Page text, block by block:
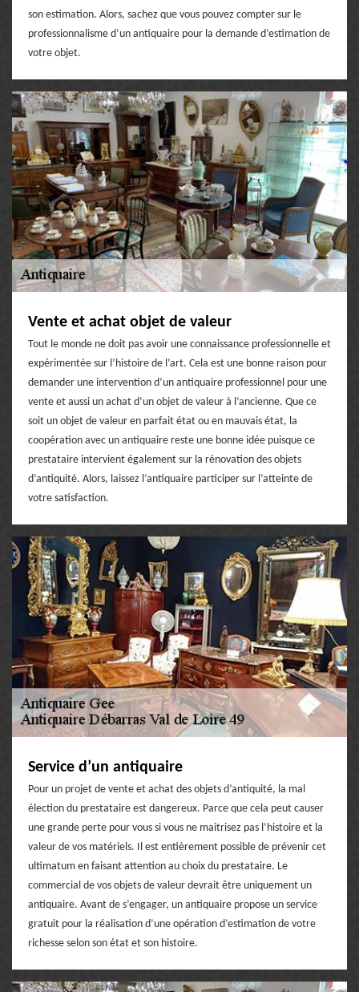
son estimation. Alors, sachez que vous pouvez compter sur le
professionnalisme d’un antiquaire pour la demande d’estimation de
votre objet.
Vente et achat objet de valeur
Tout le monde ne doit pas avoir une connaissance professionnelle et
expérimentée sur l’histoire de l’art. Cela est une bonne raison pour
demander une intervention d’un antiquaire professionnel pour une
vente et aussi un achat d’un objet de valeur à l’ancienne. Que ce
soit un objet de valeur en parfait état ou en mauvais état, la
coopération avec un antiquaire reste une bonne idée puisque ce
prestataire intervient également sur la rénovation des objets
d’antiquité. Alors, laissez l’antiquaire participer sur l’atteinte de
votre satisfaction.
Service d’un antiquaire
Pour un projet de vente et achat des objets d’antiquité, la mal
élection du prestataire est dangereux. Parce que cela peut causer
une grande perte pour vous si vous ne maitrisez pas l’histoire et la
valeur de vos matériels. Il est entièrement possible de prévenir cet
ultimatum en faisant attention au choix du prestataire. Le
commercial de vos objets de valeur devrait être uniquement un
antiquaire. Avant de s’engager, un antiquaire propose un service
gratuit pour la réalisation d’une opération d’estimation de votre
richesse selon son état et son histoire.